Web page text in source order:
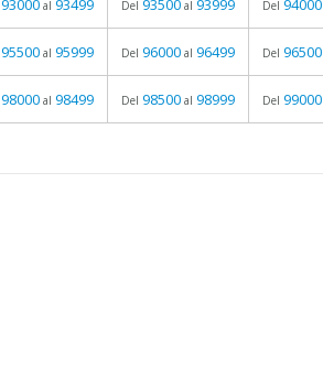
93000 al 93499 Del 93500 al 93999 Del 94000
95500 al 95999 Del 96000 al 96499 Del 96500
98000 al 98499 Del 98500 al 98999 Del 99000